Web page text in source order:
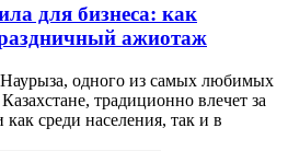
для бизнеса: как
ажиотаж
одного из самых любимых
традиционно влечет за
среди населения, так и в